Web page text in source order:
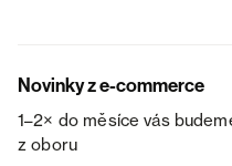
Novinky z e-commerce
1–2× do měsíce vás
z oboru